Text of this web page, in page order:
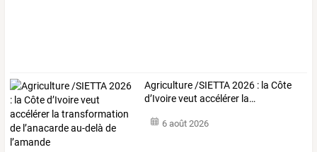
Agriculture /SIETTA2026 : la Côte
d’Ivoireveut accélérer la…
6 août 2026